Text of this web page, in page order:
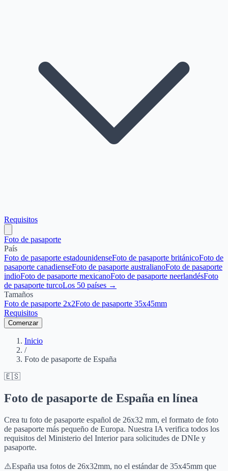
Requisitos
Foto de pasaporte
País
Foto de pasaporte estadounidenseFoto de pasaporte británicoFoto de
pasaporte canadienseFoto de pasaporte australianoFoto de pasaporte
indioFoto de pasaporte mexicanoFoto de pasaporte neerlandésFoto
de pasaporte turcoLos 50 países →
Tamaños
Foto de pasaporte 2x2Foto de pasaporte 35x45mm
Requisitos
Comenzar
Inicio
/
Foto de pasaporte de España
🇪🇸
Foto de pasaporte de España en línea
Crea tu foto de pasaporte español de 26x32 mm, el formato de foto
de pasaporte más pequeño de Europa. Nuestra IA verifica todos los
requisitos del Ministerio del Interior para solicitudes de DNIe y
pasaporte.
⚠️España usa fotos de 26x32mm, no el estándar de 35x45mm que